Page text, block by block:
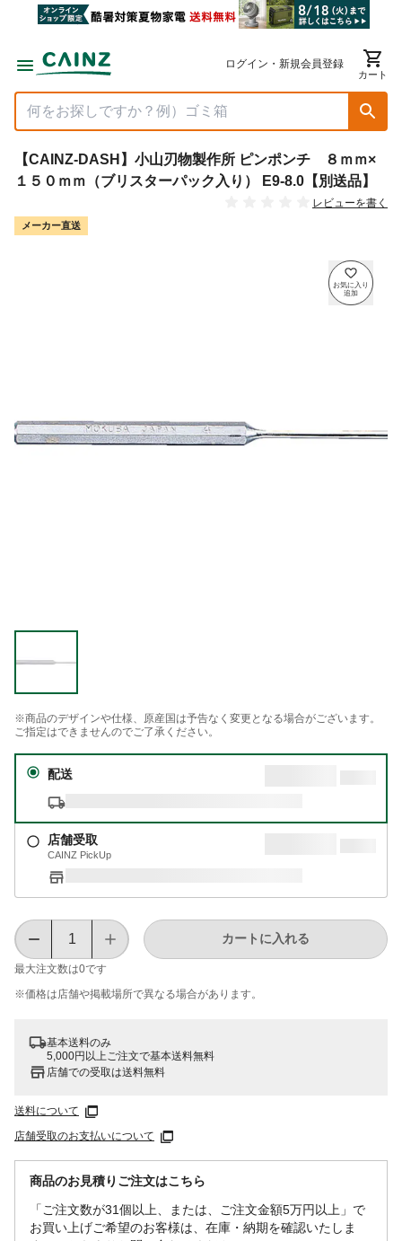
ログイン・新規会員登録
カート
【CAINZ-DASH】小山刃物製作所 ピンポンチ ８ｍｍ×
１５０ｍｍ（ブリスターパック入り） E9-8.0【別送品】
レビューを書く
メーカー直送
※商品のデザインや仕様、原産国は予告なく変更となる場合がございます。
ご指定はできませんのでご了承ください。
配送
店舗受取
CAINZ PickUp
最大注文数は0です
カートに入れる
※価格は​店舗や​掲載場所で​異なる​場合が​あります。
基本送料のみ
5,000円以上ご注文で基本送料無料
店舗での受取は送料無料
送料について
店舗受取のお支払いについて
商品のお見積りご注文はこちら
「ご注文数が31個以上、または、ご注文金額5万円以上」で
お買い上げご希望のお客様は、在庫・納期を確認いたしま